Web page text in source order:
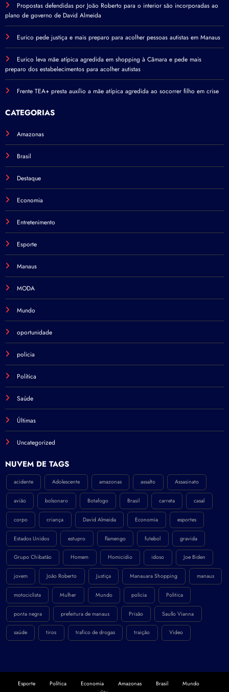
Propostas defendidas por João Roberto para o interior são incorporadas ao
plano de governo de David Almeida
Eurico pede justiça e mais preparo para acolher pessoas autistas em Manaus
Eurico leva mãe atípica agredida em shopping à Câmara e pede mais
preparo dos estabelecimentos para acolher autistas
Frente TEA+ presta auxílio a mãe atípica agredida ao socorrer filho em crise
CATEGORIAS
Amazonas
Brasil
Destaque
Economia
Entretenimento
Esporte
Manaus
MODA
Mundo
oportunidade
policia
Política
Saúde
Últimas
Uncategorized
NÚVEM DE TAGS
acidente Adolescente amazonas assalto Assasinato
avião bolsonaro Botafogo Brasil carreta casal
corpo criança David Almeida Economia esportes
Estados Unidos estupro flamengo futebol gravida
Grupo Chibatão Homem Homicidio idoso Joe Biden
jovem João Roberto Justiça Manauara Shopping manaus
motociclista Mulher Mundo policia Politica
ponta negra prefeitura de manaus Prisão Saullo Vianna
saúde tiros trafico de drogas traição Video
Esporte Política Economia Amazonas Brasil
Mundo